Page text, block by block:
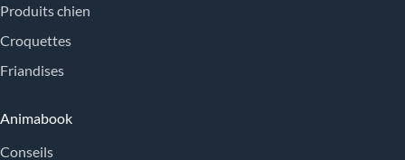
Produits chien
Croquettes
Friandises
Animabook
Conseils